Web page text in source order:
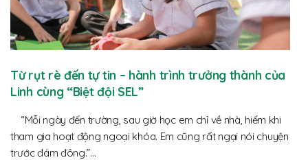
Từ rụt rè đến tự tin – hành trình trưởng thành của
Linh cùng “Biệt đội SEL”
“Mỗi ngày đến trường, sau giờ học em chỉ về nhà, hiếm khi
tham gia hoạt động ngoại khóa. Em cũng rất ngại nói chuyện
trước đám đông.”…